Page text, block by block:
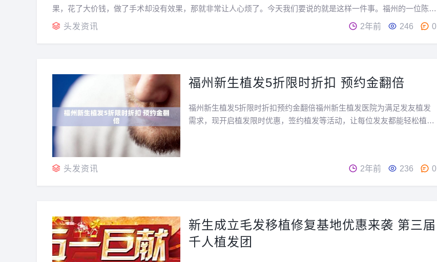
果，花了大价钱，做了手术却没有效果，那就非常让人心烦了。今天我们要说的就是这样一件事。福州的一位陈先
生，在某植发医院做了植发手术一年之后，他发现自己的头发和...
头发资讯 2年前 246 0
福州新生植发5折限时折扣 预约金翻倍
福州新生植发5折限时折扣预约金翻倍福州新生植发医院为满足发友植发
需求，现开启植发限时优惠，签约植发等活动，让每位发友都能轻松植
头发资讯
2年前 236 0
新生成立毛发移植修复基地优惠来袭 第三届
千人植发团